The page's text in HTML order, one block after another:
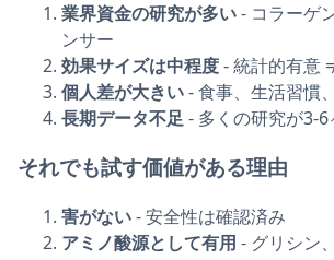
業界資金の研究が多い- コラーゲ
ンサー
効果サイズは中程度- 統計的有意
個人差が大きい- 食事、生活習慣
長期データ不足- 多くの研究が3-6
それでも試す価値がある理由
害がない- 安全性は確認済み
アミノ酸源として有用 - グリシン